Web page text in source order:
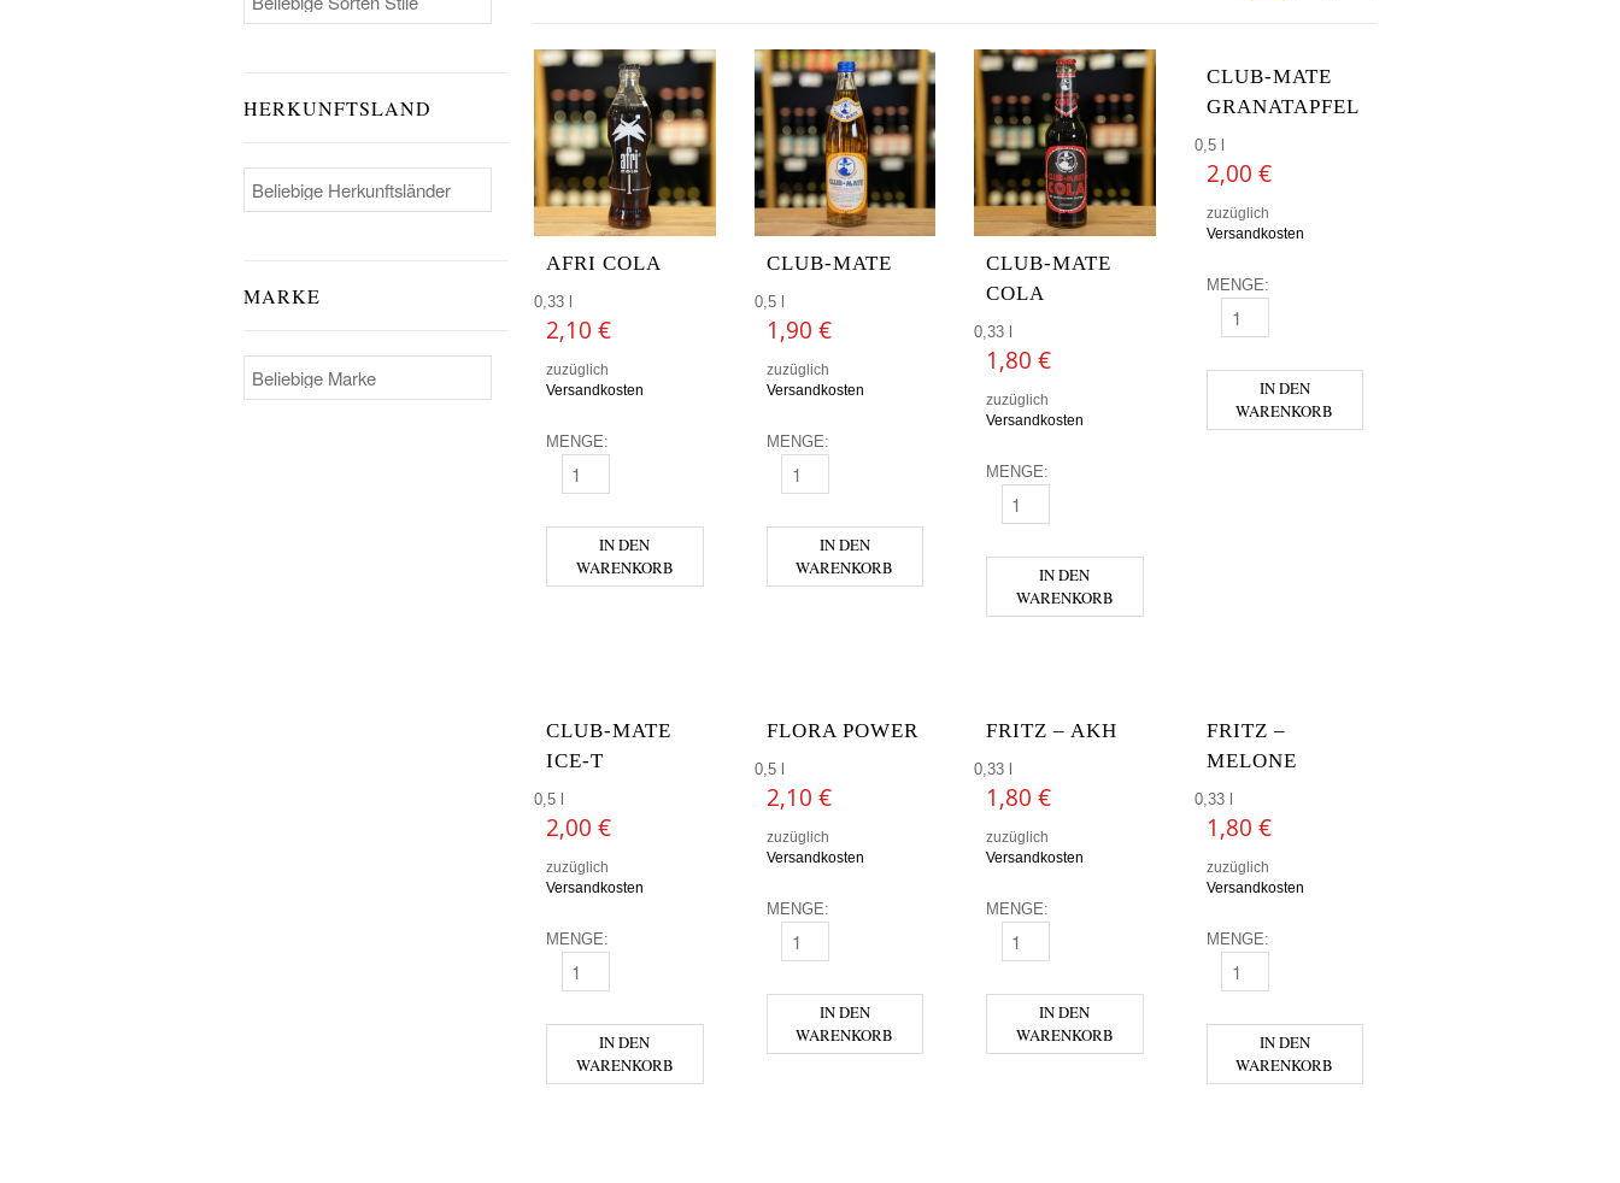
HERKUNFTSLAND
MARKE
AFRI COLA
0,33 l
2,10 €
zuzüglich
Versandkosten
MENGE:
AFRI COLA MENGE
IN DEN
WARENKORB
CLUB-MATE
0,5 l
1,90 €
zuzüglich
Versandkosten
MENGE:
CLUB-MATE MENGE
IN DEN
WARENKORB
CLUB-MATE
COLA
0,33 l
1,80 €
zuzüglich
Versandkosten
MENGE:
CLUB-MATE COLA MENGE
IN DEN
WARENKORB
CLUB-MATE
GRANATAPFEL
0,5 l
2,00 €
zuzüglich
Versandkosten
MENGE:
CLUB-MATE GRANATAPFEL MENGE
IN DEN
WARENKORB
CLUB-MATE
ICE-T
0,5 l
2,00 €
zuzüglich
Versandkosten
MENGE:
CLUB-MATE ICE-T MENGE
IN DEN
WARENKORB
FLORA POWER
0,5 l
2,10 €
zuzüglich
Versandkosten
MENGE:
FLORA POWER MENGE
IN DEN
WARENKORB
FRITZ – AKH
0,33 l
1,80 €
zuzüglich
Versandkosten
MENGE:
FRITZ - AKH MENGE
IN DEN
WARENKORB
FRITZ –
MELONE
0,33 l
1,80 €
zuzüglich
Versandkosten
MENGE:
FRITZ - MELONE MENGE
IN DEN
WARENKORB